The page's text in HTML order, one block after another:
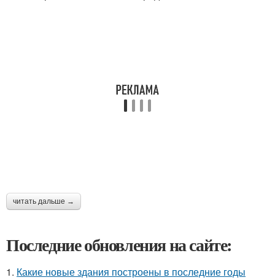
читать дальше →
Последние обновления на сайте:
1. Какие новые здания построены в последние годы